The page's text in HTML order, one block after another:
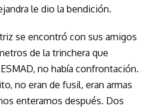
le dio la bendición.
se encontró con sus amigos
de la trinchera que
no había confrontación.
no eran de fusil, eran armas
enteramos después. Dos